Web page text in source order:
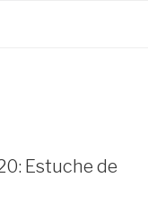
Estuche de